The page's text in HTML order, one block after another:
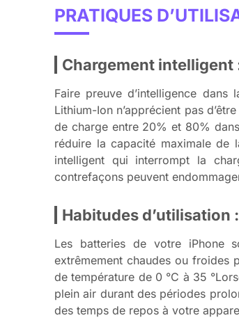
PRATIQUES
Chargement intelligent
Faire preuve d’intelligence
Lithium-Ion n’apprécient pas
de charge entre 20% et 80%
réduire la capacité maximale de
intelligent qui interrompt la
contrefaçons peuvent
Habitudes d’utilisation
Les batteries de votre iPhone
extrêmement chaudes ou froides
de température de 0 °C à 35
plein air durant des périodes
des temps de repos à votre